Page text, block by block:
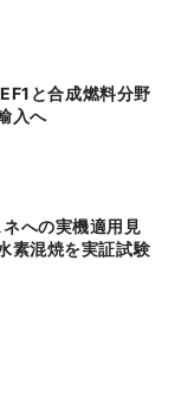
と合成燃料分野
入へ
素混焼を実証試験